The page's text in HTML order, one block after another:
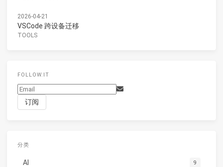
2026-04-21
VSCode 跨设备迁移
TOOLS
FOLLOW.IT
分类
AI 9